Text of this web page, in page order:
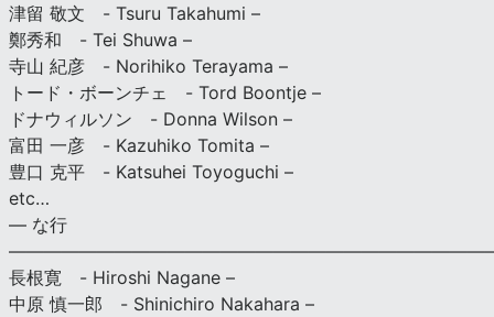
津留 敬文 - Tsuru Takahumi –
鄭秀和 - Tei Shuwa –
寺山 紀彦 - Norihiko Terayama –
トード・ボーンチェ - Tord Boontje –
ドナウィルソン - Donna Wilson –
富田 一彦 - Kazuhiko Tomita –
豊口 克平 - Katsuhei Toyoguchi –
etc…
— な行
長根寛 - Hiroshi Nagane –
中原 慎一郎 - Shinichiro Nakahara –